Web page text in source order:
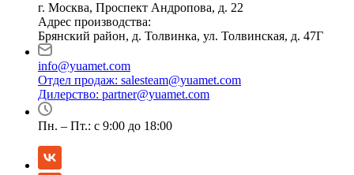
г. Москва, Проспект Андропова, д. 22
Адрес производства:
Брянский район, д. Толвинка, ул. Толвинская, д. 47Г
info@yuamet.com
Отдел продаж: salesteam@yuamet.com
Дилерство: partner@yuamet.com
Пн. – Пт.: с 9:00 до 18:00